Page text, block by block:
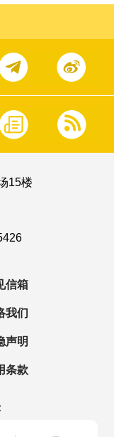
15楼
信箱
我们
声明
条款